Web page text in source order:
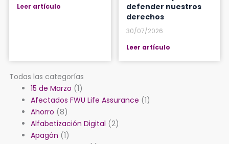
Leer artículo
defender nuestros
derechos
30/07/2026
Leer artículo
Todas las categorías
15 de Marzo (1)
Afectados FWU Life Assurance (1)
Ahorro (8)
Alfabetización Digital (2)
Apagón (1)